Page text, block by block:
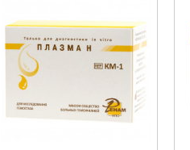
коагуляторы
нуклеиновых кислот